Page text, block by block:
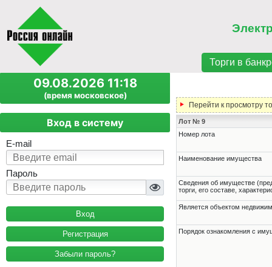
Торги в
09.08.2026 11:18
(время московское)
Вход в систему
E-mail
Пароль
Регистрация
Забыли пароль?
Перейти к просмотру
Лот № 9
Номер лота
Наименование имущества
Cведения об имуществе
торги, его составе,
Является объектом
Порядок ознакомления с